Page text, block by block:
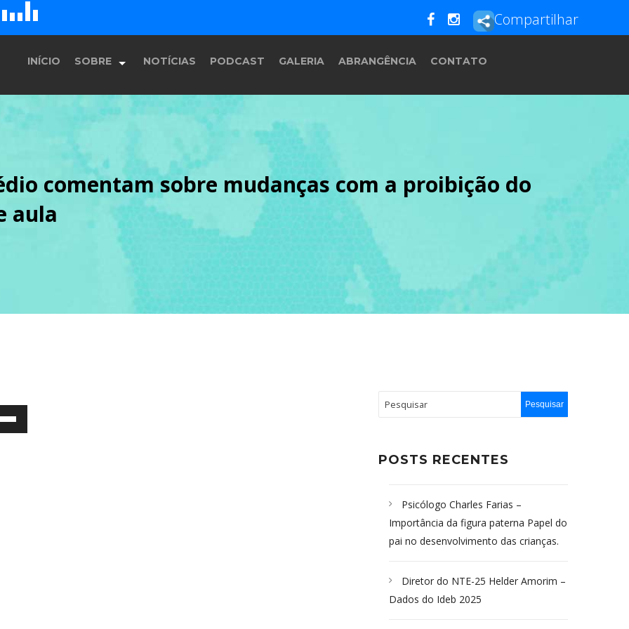
E F Compartilhar
INÍCIO SOBRE
História
Equipe
Programação
NOTÍCIAS PODCAST GALERIA ABRANGÊNCIA CONTATO
comentam sobre mudanças com a proibição do
aula
POSTS RECENTES
Psicólogo Charles Farias –
Importância da figura paterna Papel do
pai no desenvolvimento das crianças.
Diretor do NTE-25 Helder Amorim –
Dados do Ideb 2025